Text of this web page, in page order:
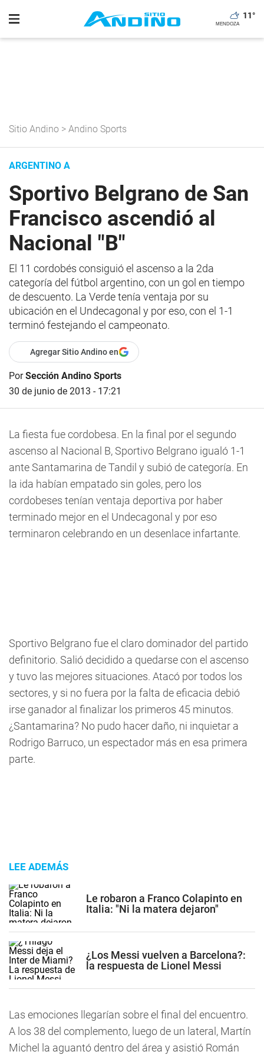
11°
Sitio Andino > Andino Sports
ARGENTINO A
Sportivo Belgrano de San
Francisco ascendió al
Nacional "B"
El 11 cordobés consiguió el ascenso a la 2da
categoría del fútbol argentino, con un gol en tiempo
de descuento. La Verde tenía ventaja por su
ubicación en el Undecagonal y por eso, con el 1-1
terminó festejando el campeonato.
Agregar Sitio Andino en
PorSección Andino Sports
30 de junio de 2013 - 17:21
La fiesta fue cordobesa. En la final por el segundo
ascenso al Nacional B, Sportivo Belgrano igualó 1-1
ante Santamarina de Tandil y subió de categoría. En
la ida habían empatado sin goles, pero los
cordobeses tenían ventaja deportiva por haber
terminado mejor en el Undecagonal y por eso
terminaron celebrando en un desenlace infartante.
Sportivo Belgrano fue el claro dominador del partido
definitorio. Salió decidido a quedarse con el ascenso
y tuvo las mejores situaciones. Atacó por todos los
sectores, y si no fuera por la falta de eficacia debió
irse ganador al finalizar los primeros 45 minutos.
¿Santamarina? No pudo hacer daño, ni inquietar a
Rodrigo Barruco, un espectador más en esa primera
parte.
LEE ADEMÁS
Le robaron a Franco Colapinto en
Italia: "Ni la matera dejaron"
¿Los Messi vuelven a Barcelona?:
la respuesta de Lionel Messi
Las emociones llegarían sobre el final del encuentro.
A los 38 del complemento, luego de un lateral, Martín
Michel la aguantó dentro del área y asistió Román